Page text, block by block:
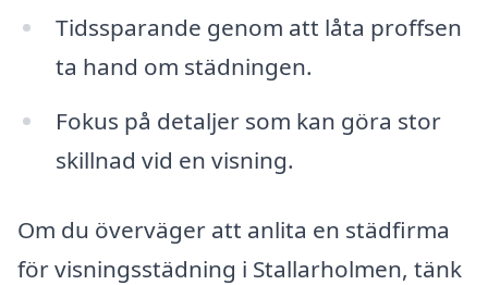
Tidssparande genom att låta proffsen
ta hand om städningen.
Fokus på detaljer som kan göra stor
skillnad vid en visning.
Om du överväger att anlita en städfirma
för visningsstädning i Stallarholmen, tänk